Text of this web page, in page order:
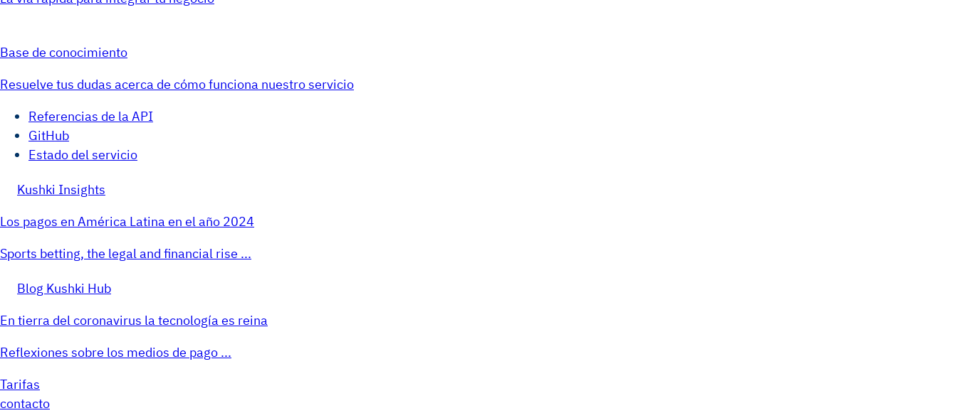
Base de conocimiento
Resuelve tus dudas acerca de cómo funciona nuestro servicio
Referencias de la API
GitHub
Estado del servicio
Kushki Insights
Los pagos en América Latina en el año 2024
Sports betting, the legal and financial rise ...
Blog Kushki Hub
En tierra del coronavirus la tecnología es reina
Reflexiones sobre los medios de pago ...
Tarifas
contacto